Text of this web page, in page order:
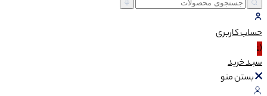
حسابکاربری
(:
سبـدخرید
بستن منو